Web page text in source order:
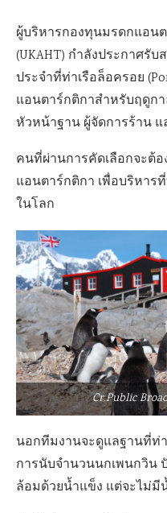
ผู้บริหารกองทุนมรดกแอน
(UKAHT) กำลังประกาศรั
ประจำที่ท่าเรือล็อครอย
แอนตาร์กติกาสำหรับฤดูกา
หัวหน้าฐาน ผู้จัดการร้าน
คนที่ผ่านการคัดเลือกจะต้อ
แอนตาร์กติกา เพื่อบริหา
ในโลก
Cr.Public
นอกทีมงานจะดูแลฐานที่ท่
การนับจำนวนนกเพนกวิน
ล้อมด้วยน้ำแข็ง แต่จะไม่มี